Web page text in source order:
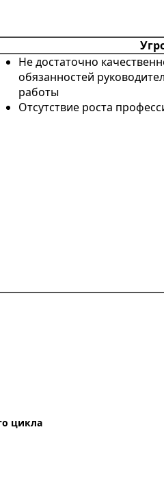
Не достаточно
обязанностей
работы
Отсутствие роста
цикла